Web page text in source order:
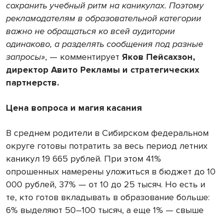
сохранить учебный ритм на каникулах. Поэтому
рекламодателям в образовательной категории
важно не обращаться ко всей аудитории
одинаково, а разделять сообщения под разные
запросы», — комментирует Яков Пейсахзон,
директор Авито Рекламы и стратегических
партнерств.
Цена вопроса и магия касания
В среднем родители в Сибирском федеральном
округе готовы потратить за весь период летних
каникул 19 665 рублей. При этом 41%
опрошенных намерены уложиться в бюджет до 10
000 рублей, 37% — от 10 до 25 тысяч. Но есть и
те, кто готов вкладывать в образование больше:
6% выделяют 50–100 тысяч, а еще 1% — свыше